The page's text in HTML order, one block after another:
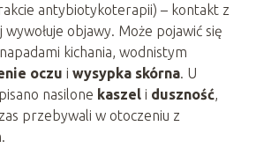
antybiotykoterapii) – kontakt z
wywołuje objawy. Może pojawić się
kichania, wodnistym
oczu i wysypka skórna. U
nasilone kaszeli duszność,
przebywali w otoczeniu z